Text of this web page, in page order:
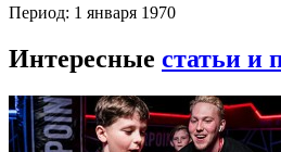
Период: 1 января 1970
Интересные статьи и